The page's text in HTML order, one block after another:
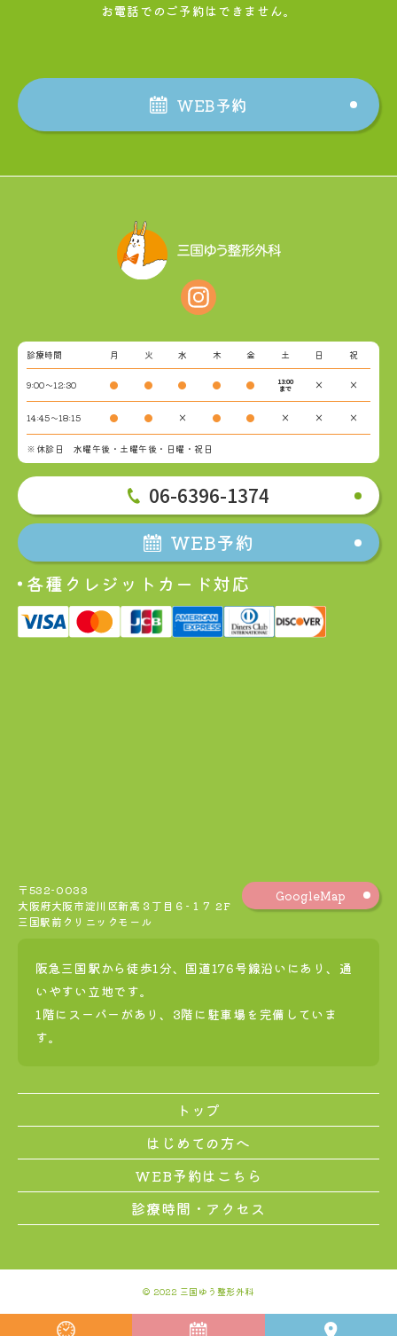
お電話でのご予約はできません。
WEB予約
診療時間 月 火 水 木 金 土 日 祝
9:00～12:30 ● ● ● ● ● 13:00
まで × ×
14:45～18:15 ● ● × ● ● × × ×
※休診日 水曜午後・土曜午後・日曜・祝日
06-6396-1374
WEB予約
各種クレジットカード対応
〒532-0033
大阪府大阪市淀川区新高３丁目６−１７ 2F
三国駅前クリニックモール
GoogleMap
阪急三国駅から徒歩1分、国道176号線沿いにあり、通
いやすい立地です。
1階にスーパーがあり、3階に駐車場を完備していま
す。
トップ
はじめての方へ
WEB予約はこちら
診療時間・アクセス
© 2022 三国ゆう整形外科